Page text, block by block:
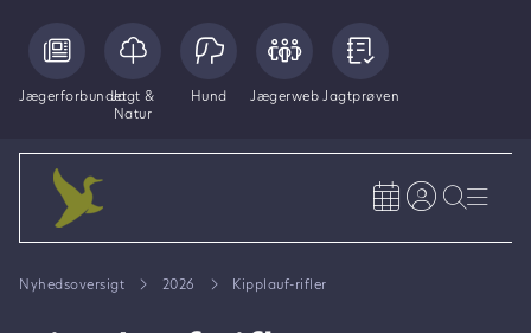
JægerforbundetJagt &
Natur
Hund Jægerweb Jagtprøven
Nyhedsoversigt 2026 Kipplauf-rifler